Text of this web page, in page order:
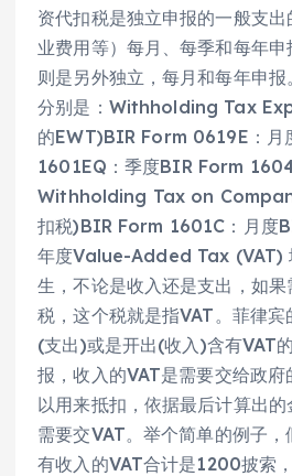
资代扣税是独立申报的一般支
业费用等）每月、每季和每年
则是另外独立，每月和每年申
分别是：Withholding Tax
的EWT)BIR Form 0619E：月
1601EQ：季度BIR Form
Withholding Tax on
扣税)BIR Form 1601C：月度
年度Value-Added Tax (VAT)
生，不论是收入还是支出，如
税，这个税就是指VAT。菲律
(支出)或是开出(收入)含有VAT
报，收入的VAT是需要交给政
以用来抵扣，依据最后计算出
需要交VAT。举个简单的例子
有收入的VAT合计是1200披索